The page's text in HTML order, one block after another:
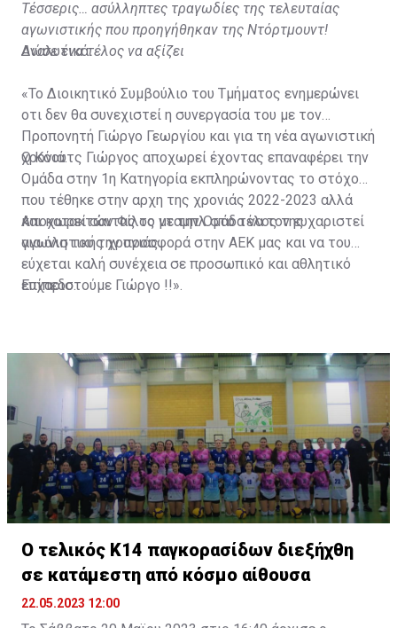
Τέσσερις… ασύλληπτες τραγωδίες της τελευταίας
αγωνιστικής που προηγήθηκαν της Ντόρτμουντ!
Δώσε ένα τέλος να αξίζει
Αναλυτικά:
«Το Διοικητικό Συμβούλιο του Τμήματος ενημερώνει
οτι δεν θα συνεχιστεί η συνεργασία του με τον
Προπονητή Γιώργο Γεωργίου και για τη νέα αγωνιστική
χρονιά.
Ο Κόουτς Γιώργος αποχωρεί έχοντας επαναφέρει την
Ομάδα στην 1η Κατηγορία εκπληρώνοντας το στόχο
που τέθηκε στην αρχη της χρονιάς 2022-2023 αλλά
και κατακτώντας το νταμπλ στο τέλος της
αγωνιστικής χρονιάς.
Αποχωρεί σαν Φίλος με την Ομάδα να τον ευχαριστεί
για όλη του την προσφορά στην ΑΕΚ μας και να του
εύχεται καλή συνέχεια σε προσωπικό και αθλητικό
επίπεδο.
Ευχαριστούμε Γιώργο !!».
Ο τελικός Κ14 παγκορασίδων διεξήχθη
σε κατάμεστη από κόσμο αίθουσα
22.05.2023 12:00